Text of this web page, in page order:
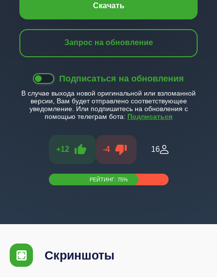
Скачать
Запрос на обновление
Подписаться на обновления
В случае выхода новой оригинальной или взломанной
версии, Вам будет отправлено соответствующее
уведомление. Или подпишитесь на обновления с
помощью телеграм бота: Подписаться
+12 -4 16
РЕЙТИНГ: 75%
Скриншоты